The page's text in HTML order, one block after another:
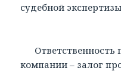
судебной
Ответственность
компании – залог